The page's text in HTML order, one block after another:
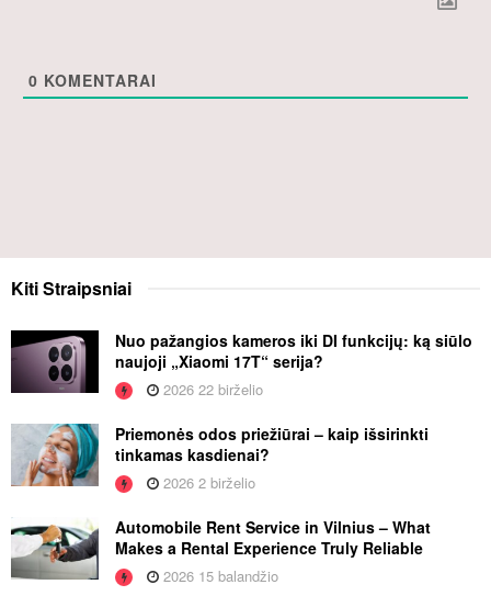
0 KOMENTARAI
KitiStraipsniai
Nuo pažangios kameros iki DI funkcijų: ką siūlo
naujoji „Xiaomi 17T“ serija?
2026 22 birželio
Priemonės odos priežiūrai – kaip išsirinkti
tinkamas kasdienai?
2026 2 birželio
Automobile Rent Service in Vilnius – What
Makes a Rental Experience Truly Reliable
2026 15 balandžio